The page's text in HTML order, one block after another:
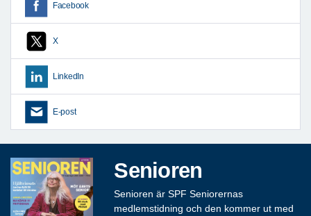
Facebook
X
LinkedIn
E-post
Senioren
Senioren är SPF Seniorernas
medlemstidning och den kommer ut med